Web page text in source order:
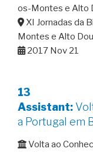
os-Montes e Alto
XI Jornadas da
Montes e Alto
2017 Nov 21
13
Assistant:
a Portugal em
Volta ao